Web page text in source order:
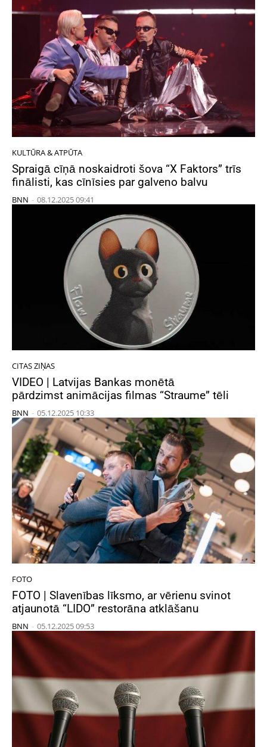
KULTŪRA & ATPŪTA
Spraigā cīņā noskaidroti šova “X Faktors” trīs
finālisti, kas cīnīsies par galveno balvu
BNN - 08.12.2025 09:41
CITAS ZIŅAS
VIDEO | Latvijas Bankas monētā
pārdzimst animācijas filmas “Straume” tēli
BNN - 05.12.2025 10:33
FOTO
FOTO | Slavenības līksmo, ar vērienu svinot
atjaunotā “LIDO” restorāna atklāšanu
BNN - 05.12.2025 09:53